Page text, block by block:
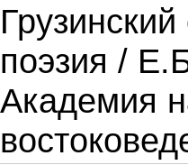
поэзия /
Академия